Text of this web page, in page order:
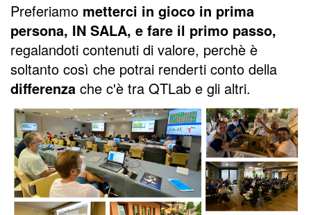
Preferiamo metterci in gioco in prima
persona, IN SALA, e fare il primo passo,
regalandoti contenuti di valore, perchè è
soltanto così che potrai renderti conto della
differenza che c'è tra QTLab e gli altri.